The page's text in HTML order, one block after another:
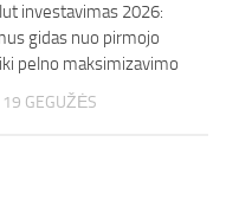
investavimas 2026:
gidas nuo pirmojo
pelno maksimizavimo
GEGUŽĖS